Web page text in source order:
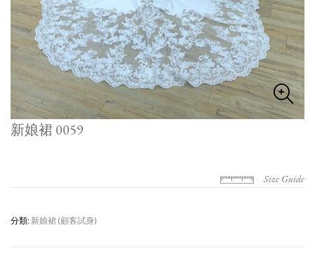
新娘裙 0059
Size Guide
分類: 新娘裙 (顧客試身)